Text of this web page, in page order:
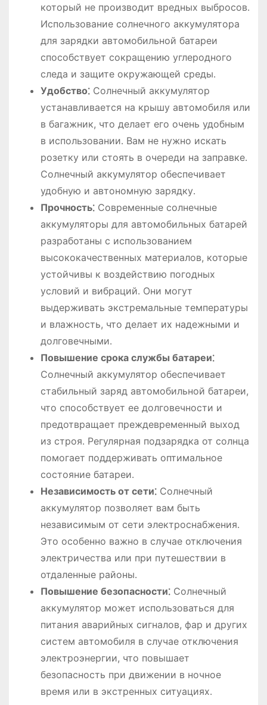
который не производит вредных выбросов․
Использование солнечного аккумулятора
для зарядки автомобильной батареи
способствует сокращению углеродного
следа и защите окружающей среды․
Удобство⁚Солнечный аккумулятор
устанавливается на крышу автомобиля или
в багажник, что делает его очень удобным
в использовании․ Вам не нужно искать
розетку или стоять в очереди на заправке․
Солнечный аккумулятор обеспечивает
удобную и автономную зарядку․
Прочность⁚Современные солнечные
аккумуляторы для автомобильных батарей
разработаны с использованием
высококачественных материалов, которые
устойчивы к воздействию погодных
условий и вибраций․ Они могут
выдерживать экстремальные температуры
и влажность, что делает их надежными и
долговечными․
Повышение срока службы батареи⁚
Солнечный аккумулятор обеспечивает
стабильный заряд автомобильной батареи,
что способствует ее долговечности и
предотвращает преждевременный выход
из строя․ Регулярная подзарядка от солнца
помогает поддерживать оптимальное
состояние батареи․
Независимость от сети⁚Солнечный
аккумулятор позволяет вам быть
независимым от сети электроснабжения․
Это особенно важно в случае отключения
электричества или при путешествии в
отдаленные районы․
Повышение безопасности⁚Солнечный
аккумулятор может использоваться для
питания аварийных сигналов, фар и других
систем автомобиля в случае отключения
электроэнергии, что повышает
безопасность при движении в ночное
время или в экстренных ситуациях․